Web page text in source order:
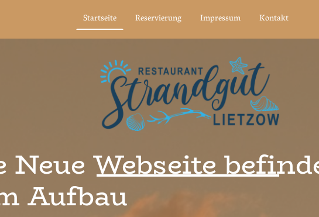
Startseite Reservierung Impressum Kontakt
Neue Webseite
Aufbau